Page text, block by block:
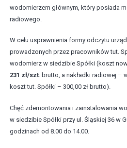
wodomierzem głównym, który posiada
radiowego.
W celu usprawnienia formy odczytu
prowadzonych przez pracowników tut.
wodomierz w siedzibie Spółki (koszt
231 zł/szt. brutto, a nakładki radiowej –
koszt tut. Spółki – 300,00 zł brutto).
Chęć zdemontowania i zainstalowania
w siedzibie Spółki przy ul. Śląskiej 36 w
godzinach od 8.00 do 14.00.